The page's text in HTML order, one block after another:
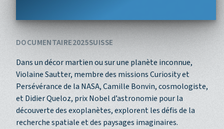
DOCUMENTAIRE2025SUISSE
Dans un décor martien ou sur une planète inconnue,
Violaine Sautter, membre des missions Curiosity et
Persévérance de la NASA, Camille Bonvin, cosmologiste,
et Didier Queloz, prix Nobel d’astronomie pour la
découverte des exoplanètes, explorent les défis de la
recherche spatiale et des paysages imaginaires.